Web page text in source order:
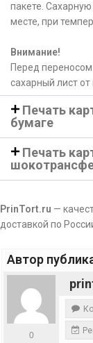
пакете.
месте, при
Внимание!
Перед переносом
сахарный лист
Печать
бумаге
Печать
PrinTort.ru —
доставкой по
Автор
0